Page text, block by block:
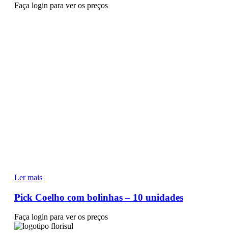
Faça login para ver os preços
Ler mais
Pick Coelho com bolinhas – 10 unidades
Faça login para ver os preços